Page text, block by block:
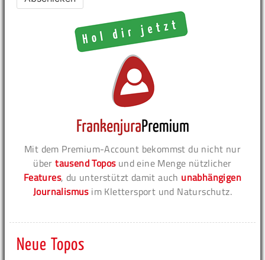
Mit dem Premium-Account bekommst du nicht nur
übertausend Toposund eine Menge nützlicher
Features, du unterstützt damit auch unabhängigen
Journalismusim Klettersport und Naturschutz.
Neue Topos